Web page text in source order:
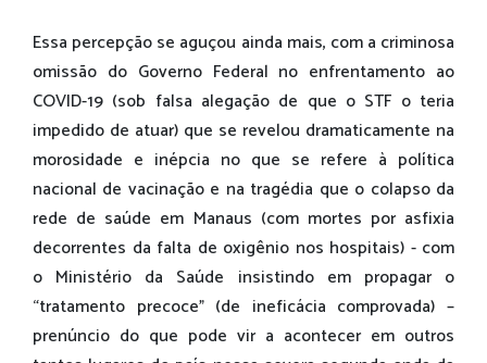
Essa percepção se aguçou ainda mais, com a criminosa
omissão do Governo Federal no enfrentamento ao
COVID-19 (sob falsa alegação de que o STF o teria
impedido de atuar) que se revelou dramaticamente na
morosidade e inépcia no que se refere à política
nacional de vacinação e na tragédia que o colapso da
rede de saúde em Manaus (com mortes por asfixia
decorrentes da falta de oxigênio nos hospitais) - com
o Ministério da Saúde insistindo em propagar o
“tratamento precoce” (de ineficácia comprovada) –
prenúncio do que pode vir a acontecer em outros